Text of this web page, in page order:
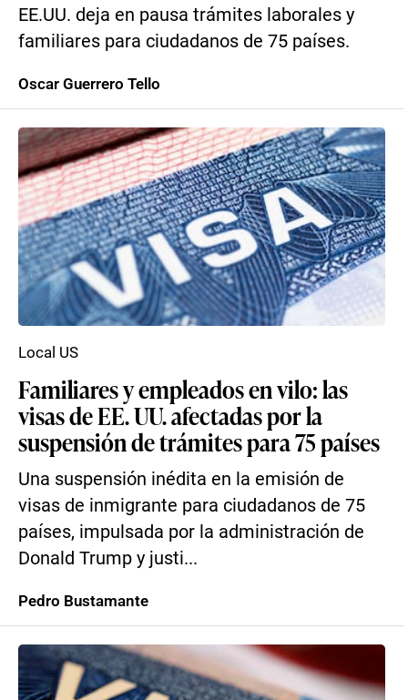
EE.UU. deja en pausa trámites laborales y
familiares para ciudadanos de 75 países.
Oscar Guerrero Tello
Familiares y empleados en vilo: las
visas de EE. UU. afectadas por la
suspensión de trámites para 75 países
Una suspensión inédita en la emisión de
visas de inmigrante para ciudadanos de 75
países, impulsada por la administración de
Donald Trump y justi...
Local US
Pedro Bustamante